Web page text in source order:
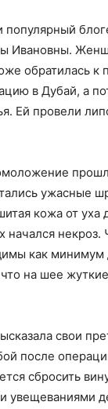
Ивановны.
обратилась к
в Дубай, а
Ей провели
ужасные
кожа от уха
начался
как
на шее
свои
после
сбросить
увещеваниями